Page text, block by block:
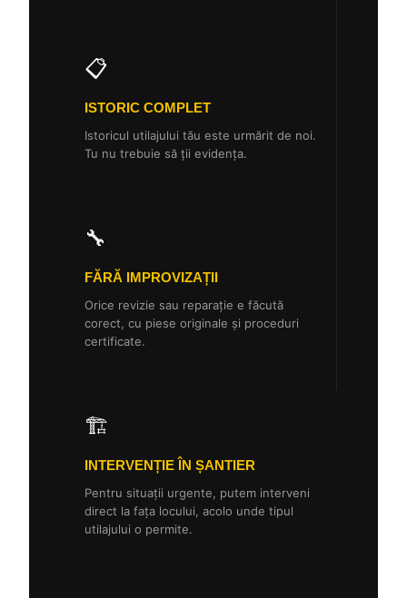
📋
ISTORIC COMPLET
Istoricul utilajului tău este urmărit de noi.
Tu nu trebuie să ții evidența.
🔧
FĂRĂ IMPROVIZAȚII
Orice revizie sau reparație e făcută
corect, cu piese originale și proceduri
certificate.
🏗️
INTERVENȚIE ÎN ȘANTIER
Pentru situații urgente, putem interveni
direct la fața locului, acolo unde tipul
utilajului o permite.